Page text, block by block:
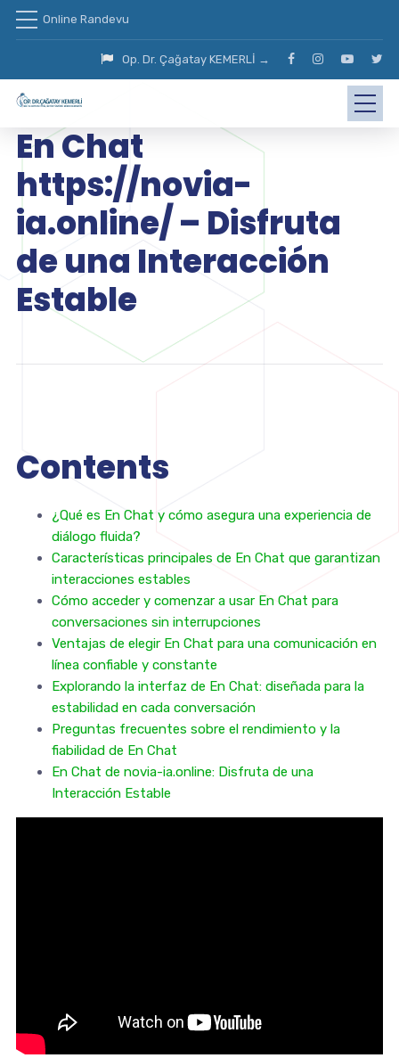
Online Randevu
Op. Dr. Çağatay KEMERLİ →
En Chat
https://novia-
ia.online/ – Disfruta
de una Interacción
Estable
Contents
¿Qué es En Chat y cómo asegura una experiencia de
diálogo fluida?
Características principales de En Chat que garantizan
interacciones estables
Cómo acceder y comenzar a usar En Chat para
conversaciones sin interrupciones
Ventajas de elegir En Chat para una comunicación en
línea confiable y constante
Explorando la interfaz de En Chat: diseñada para la
estabilidad en cada conversación
Preguntas frecuentes sobre el rendimiento y la
fiabilidad de En Chat
En Chat de novia-ia.online: Disfruta de una
Interacción Estable